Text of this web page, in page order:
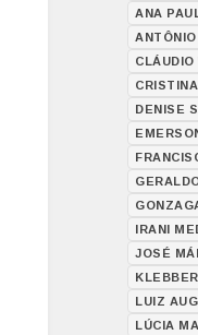
ANA
CLÁUDIO
DENISE
IRANI
JOSÉ
LUIZ
LÚCIA